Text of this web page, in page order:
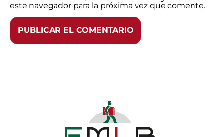
este navegador para la próxima vez que comente.